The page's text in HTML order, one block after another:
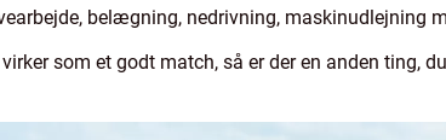
belægning, nedrivning, maskinudlejning
som et godt match, så er der en anden ting,